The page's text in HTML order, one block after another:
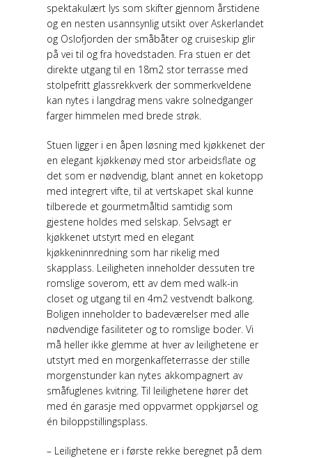
spektakulært lys som skifter gjennom årstidene
og en nesten usannsynlig utsikt over Askerlandet
og Oslofjorden der småbåter og cruiseskip glir
på vei til og fra hovedstaden. Fra stuen er det
direkte utgang til en 18m2 stor terrasse med
stolpefritt glassrekkverk der sommerkveldene
kan nytes i langdrag mens vakre solnedganger
farger himmelen med brede strøk.
Stuen ligger i en åpen løsning med kjøkkenet der
en elegant kjøkkenøy med stor arbeidsflate og
det som er nødvendig, blant annet en koketopp
med integrert vifte, til at vertskapet skal kunne
tilberede et gourmetmåltid samtidig som
gjestene holdes med selskap. Selvsagt er
kjøkkenet utstyrt med en elegant
kjøkkeninnredning som har rikelig med
skapplass. Leiligheten inneholder dessuten tre
romslige soverom, ett av dem med walk-in
closet og utgang til en 4m2 vestvendt balkong.
Boligen inneholder to badeværelser med alle
nødvendige fasiliteter og to romslige boder. Vi
må heller ikke glemme at hver av leilighetene er
utstyrt med en morgenkaffeterrasse der stille
morgenstunder kan nytes akkompagnert av
småfuglenes kvitring. Til leilighetene hører det
med én garasje med oppvarmet oppkjørsel og
én biloppstillingsplass.
– Leilighetene er i første rekke beregnet på dem